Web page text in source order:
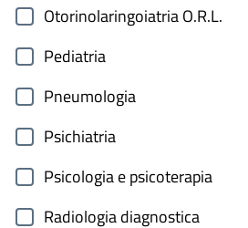
Otorinolaringoiatria O.R.L.
Pediatria
Pneumologia
Psichiatria
Psicologia e psicoterapia
Radiologia diagnostica